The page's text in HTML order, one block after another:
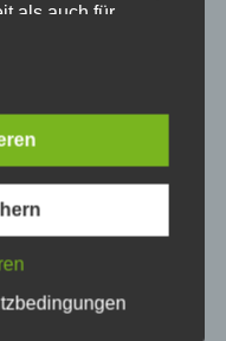
als auch für
dies zu
die verwendeten
sind alle
Person (im